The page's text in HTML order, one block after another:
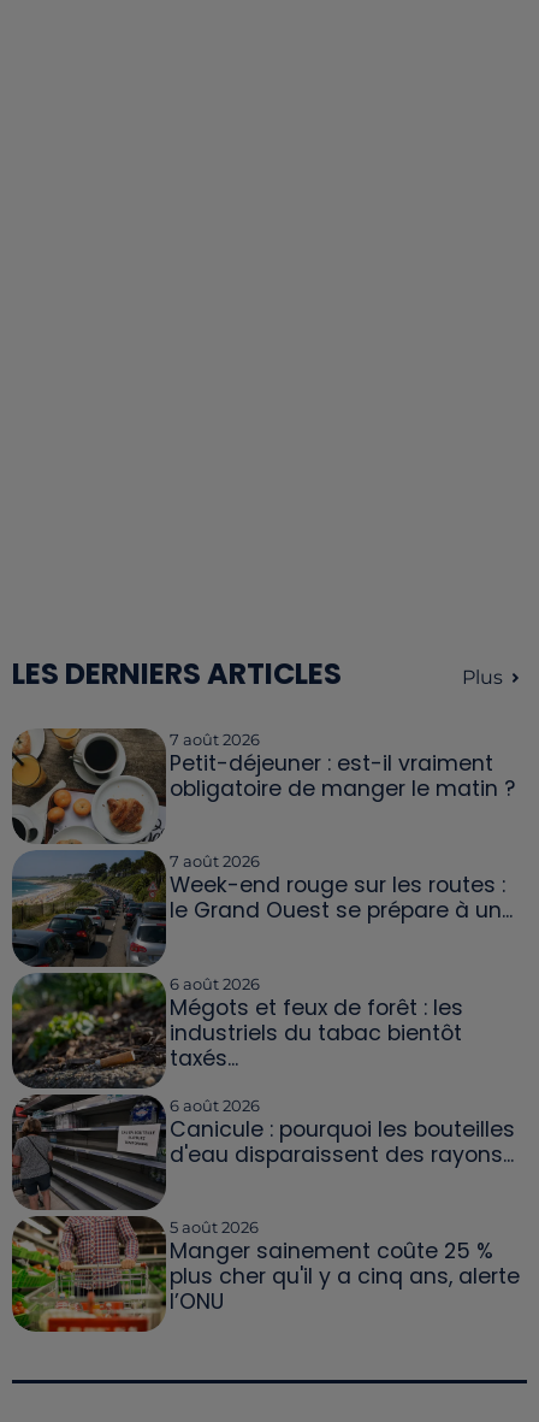
LES DERNIERS ARTICLES Plus
7 août 2026
Petit-déjeuner : est-il vraiment
obligatoire de manger le matin ?
7 août 2026
Week-end rouge sur les routes :
le Grand Ouest se prépare à un...
6 août 2026
Mégots et feux de forêt : les
industriels du tabac bientôt
taxés...
6 août 2026
Canicule : pourquoi les bouteilles
d'eau disparaissent des rayons...
5 août 2026
Manger sainement coûte 25 %
plus cher qu'il y a cinq ans, alerte
l’ONU